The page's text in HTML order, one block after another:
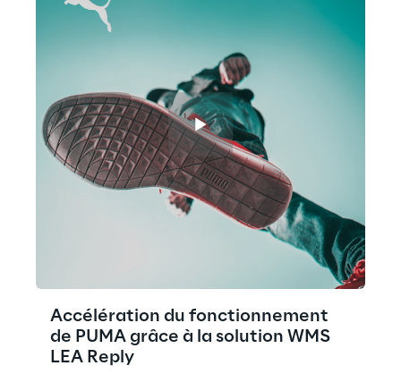
Accélération du fonctionnement
de PUMA grâce à la solution WMS
LEA Reply